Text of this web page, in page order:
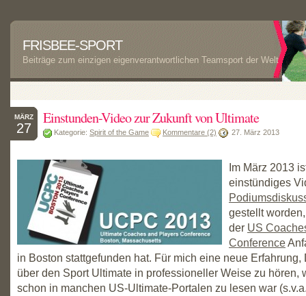
FRISBEE-SPORT
Beiträge zum einzigen eigenverantwortlichen Teamsport der Welt
MÄRZ
27
Einstunden-Video zur Zukunft von Ultimate
Kategorie: Spirit of the Game Kommentare (2) 27. März 2013
Im März 2013
einstündiges
gestellt
der US
Conference
in Boston stattgefunden hat. Für mich eine neue
über den Sport Ultimate in professioneller Weise zu hören,
schon in manchen US-Ultimate-Portalen zu lesen war